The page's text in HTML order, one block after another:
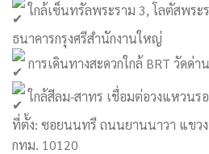
ใกล้เซ็นทรัลพระราม 3, โลตัสพระ
ธนาคารกรุงศรีสำนักงานใหญ่
การเดินทางสะดวกใกล้ BRT วัดด่าน
ใกล้สีลม-สาทร เชื่อมต่อวงแหวนร
ที่ตั้ง: ซอยนนทรี ถนนยานนาวา แขว
กทม. 10120